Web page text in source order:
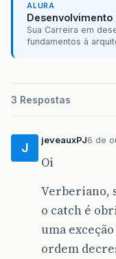
ALURA
Desenvolvimento
Sua Carreira em
fundamentos à
3 Respostas
J
jeveauxPJ6 de
Oi
Verberiano,
o catch é
uma
ordem